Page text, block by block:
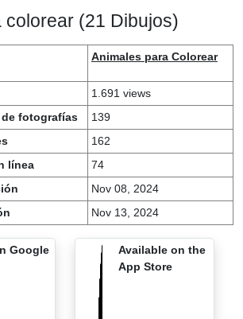
colorear (21 Dibujos)
Animales para Colorear
1.691 views
fotografías
139
162
línea
74
Nov 08, 2024
Nov 13, 2024
Google
Available on the
App Store